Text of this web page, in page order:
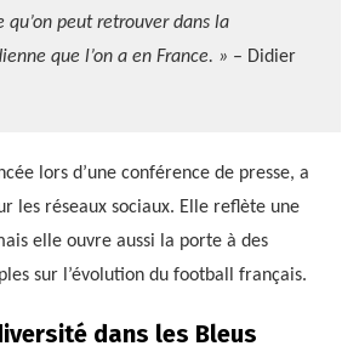
peut retrouver dans la
que l’on a en France. » – Didier
lors d’une conférence de presse, a
les réseaux sociaux. Elle reflète une
elle ouvre aussi la porte à des
sur l’évolution du football français.
dans les Bleus